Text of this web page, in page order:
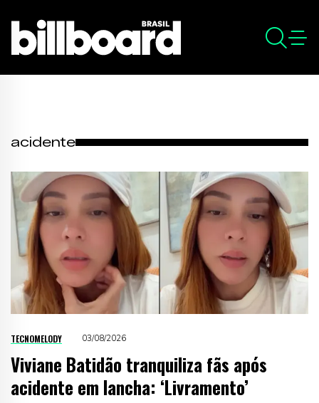
acidente
TECNOMELODY 03/08/2026
Viviane Batidão tranquiliza fãs após
acidente em lancha: ‘Livramento’